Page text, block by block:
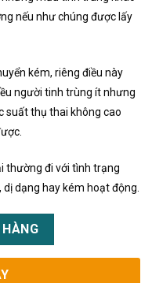
nếu như chúng được lấy
kém, riêng điều này
người tinh trùng ít nhưng
suất thụ thai không cao
thường đi với tình trạng
dạng hay kém hoạt động.
dụng, cách dùng giá